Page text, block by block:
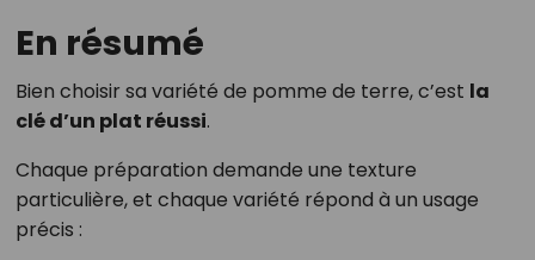
En résumé
Bien choisir sa variété de pomme de terre, c’est la
clé d’un plat réussi.
Chaque préparation demande une texture
particulière, et chaque variété répond à un usage
précis :